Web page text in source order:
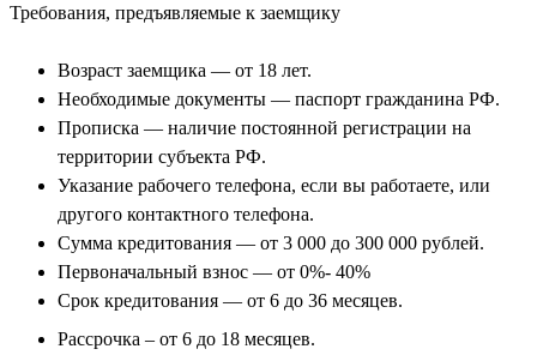
Требования, предъявляемые к заемщику
Возраст заемщика — от 18 лет.
Необходимые документы — паспорт гражданина РФ.
Прописка — наличие постоянной регистрации на
территории субъекта РФ.
Указание рабочего телефона, если вы работаете, или
другого контактного телефона.
Сумма кредитования — от 3 000 до 300 000 рублей.
Первоначальный взнос — от 0%- 40%
Срок кредитования — от 6 до 36 месяцев.
Рассрочка – от 6 до 18 месяцев.